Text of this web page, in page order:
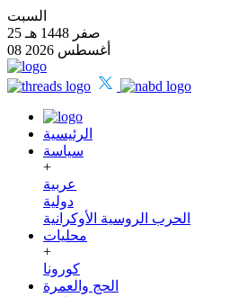
السبت
25 صفر 1448 هـ
08 أغسطس 2026
الرئيسية
سياسة
+
عربية
دولية
الحرب الروسية الأوكرانية
محليات
+
كورونا
الحج والعمرة